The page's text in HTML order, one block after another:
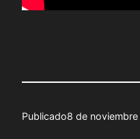
Publicado8 de